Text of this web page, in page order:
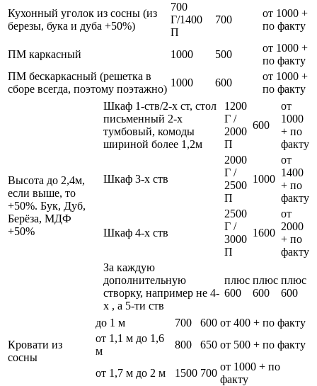
Кухонный уголок из сосны (из
березы, бука и дуба +50%)
700
Г/1400
П
700
от 1000 +
по факту
ПМ каркасный 1000 500
от 1000 +
по факту
ПМ бескаркасный (решетка в
сборе всегда, поэтому поэтажно)
1000 600
от 1000 +
по факту
Высота до 2,4м,
если выше, то
+50%. Бук, Дуб,
Берёза, МДФ
+50%
Шкаф 1-ств/2-х ст, стол
письменный 2-х
тумбовый, комоды
шириной более 1,2м
1200
Г /
2000
П
600
от
1000
+ по
факту
Шкаф 3-х ств
2000
Г /
2500
П
1000
от
1400
+ по
факту
Шкаф 4-х ств
2500
Г /
3000
П
1600
от
2000
+ по
факту
За каждую
дополнительную
створку, например не 4-
х , а 5-ти ств
плюс
600
плюс
600
плюс
600
Кровати из
сосны
до 1 м 700 600 от 400 + по факту
от 1,1 м до 1,6
м
800 650 от 500 + по факту
от 1,7 м до 2 м 1500 700
от 1000 + по
факту